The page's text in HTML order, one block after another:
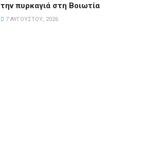
την πυρκαγιά στη Βοιωτία
7 ΑΥΓΟΎΣΤΟΥ, 2026